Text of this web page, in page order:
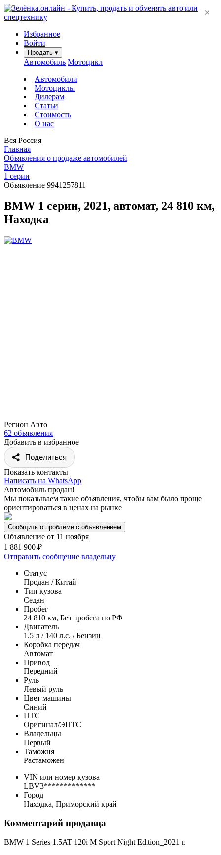
Избранное
Войти
Продать ▾
Автомобиль Мотоцикл
Автомобили
Мотоциклы
Дилерам
Статьи
Стоимость
О нас
Вся Россия
Главная
Объявления о продаже автомобилей
BMW
1 серии
Объявление 9941257811
BMW 1 серии, 2021, автомат, 24 810 км,
Находка
Регион Авто
62 объявления
Добавить в избранное
Поделиться
Показать контакты
Написать на WhatsApp
Автомобиль продан!
Мы показываем такие объявления, чтобы вам было проще
ориентироваться в ценах на рынке
Сообщить о проблеме с объявлением
Объявление от 11 ноября
1 881 900 ₽
Отправить сообщение владельцу
Статус
Продан / Китай
Тип кузова
Седан
Пробег
24 810 км, Без пробега по РФ
Двигатель
1.5 л / 140 л.с. / Бензин
Коробка передач
Автомат
Привод
Передний
Руль
Левый руль
Цвет машины
Синий
ПТС
Оригинал/ЭПТС
Владельцы
Первый
Таможня
Растаможен
VIN или номер кузова
LBV3*************
Город
Находка, Приморский край
Комментарий продавца
BMW 1 Series 1.5AT 120i M Sport Night Edition_2021 г.
×